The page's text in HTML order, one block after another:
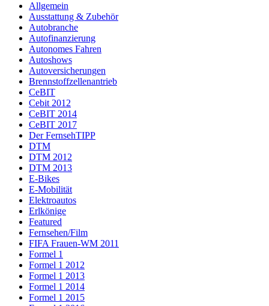
Allgemein
Ausstattung & Zubehör
Autobranche
Autofinanzierung
Autonomes Fahren
Autoshows
Autoversicherungen
Brennstoffzellenantrieb
CeBIT
Cebit 2012
CeBIT 2014
CeBIT 2017
Der FernsehTIPP
DTM
DTM 2012
DTM 2013
E-Bikes
E-Mobilität
Elektroautos
Erlkönige
Featured
Fernsehen/Film
FIFA Frauen-WM 2011
Formel 1
Formel 1 2012
Formel 1 2013
Formel 1 2014
Formel 1 2015